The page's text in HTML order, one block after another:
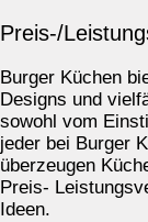
Preis-/
Burger Küchen
Designs und
sowohl vom
jeder bei Burger
überzeugen
Preis-
Ideen.